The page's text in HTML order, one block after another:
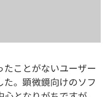
たことがないユーザー
。顕微鏡向けのソフ